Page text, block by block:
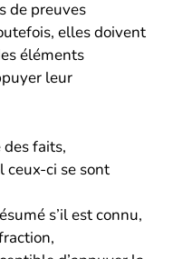
de preuves
elles doivent
éléments
leur
faits,
ceux-ci se sont
s’il est connu,